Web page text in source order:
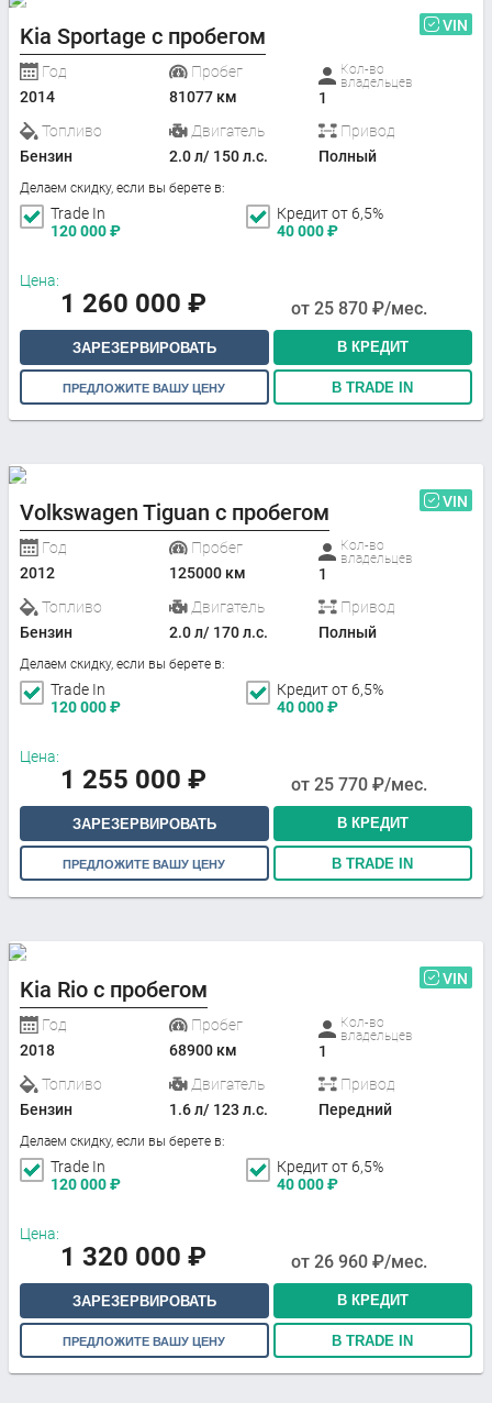
Kia Sportage с пробегом VIN
Год
2014
Пробег
81077 км
Кол-во
владельцев
1
Топливо
Бензин
Двигатель
2.0 л/ 150 л.с.
Привод
Полный
Делаем скидку, если вы берете в:
Trade In
120 000₽
Кредит от 6,5%
40 000₽
Цена:
1 260 000 ₽ от 25 870 ₽/мес.
ЗАРЕЗЕРВИРОВАТЬ В КРЕДИТ
ПРЕДЛОЖИТЕ ВАШУ ЦЕНУ В TRADE IN
Volkswagen Tiguan с пробегом VIN
Год
2012
Пробег
125000 км
Кол-во
владельцев
1
Топливо
Бензин
Двигатель
2.0 л/ 170 л.с.
Привод
Полный
Делаем скидку, если вы берете в:
Trade In
120 000₽
Кредит от 6,5%
40 000₽
Цена:
1 255 000 ₽ от 25 770 ₽/мес.
ЗАРЕЗЕРВИРОВАТЬ В КРЕДИТ
ПРЕДЛОЖИТЕ ВАШУ ЦЕНУ В TRADE IN
Kia Rio с пробегом VIN
Год
2018
Пробег
68900 км
Кол-во
владельцев
1
Топливо
Бензин
Двигатель
1.6 л/ 123 л.с.
Привод
Передний
Делаем скидку, если вы берете в:
Trade In
120 000₽
Кредит от 6,5%
40 000₽
Цена:
1 320 000 ₽ от 26 960 ₽/мес.
ЗАРЕЗЕРВИРОВАТЬ В КРЕДИТ
ПРЕДЛОЖИТЕ ВАШУ ЦЕНУ В TRADE IN